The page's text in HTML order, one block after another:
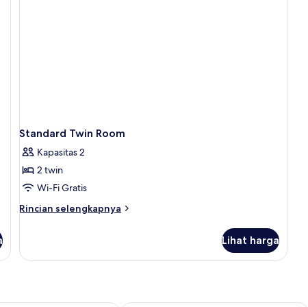
Standard Twin Room
Kapasitas 2
2 twin
Wi-Fi Gratis
Rincian selengkapnya
Rincian
Standard
Lihat harga